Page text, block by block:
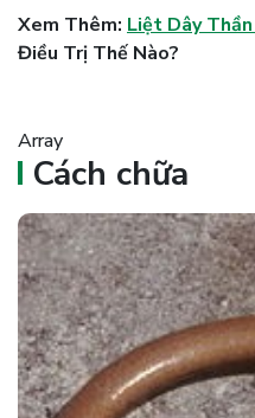
Xem Thêm: Liệt Dây
Điều Trị Thế Nào?
Array
Cách chữa